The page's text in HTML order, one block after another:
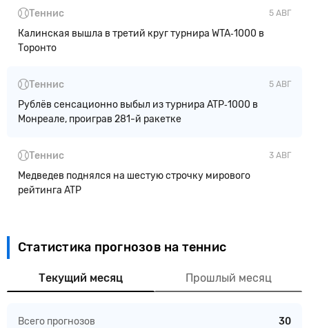
5 АВГ
Теннис
Калинская вышла в третий круг турнира WTA‑1000 в
Торонто
5 АВГ
Теннис
Рублёв сенсационно выбыл из турнира ATP‑1000 в
Монреале, проиграв 281-й ракетке
3 АВГ
Теннис
Медведев поднялся на шестую строчку мирового
рейтинга ATP
Статистика прогнозов на теннис
Текущий месяц Прошлый месяц
Всего прогнозов 30